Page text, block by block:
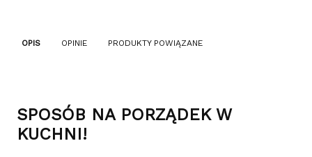
OPIS OPINIE PRODUKTY POWIĄZANE
SPOSÓB NA PORZĄDEK W
KUCHNI!